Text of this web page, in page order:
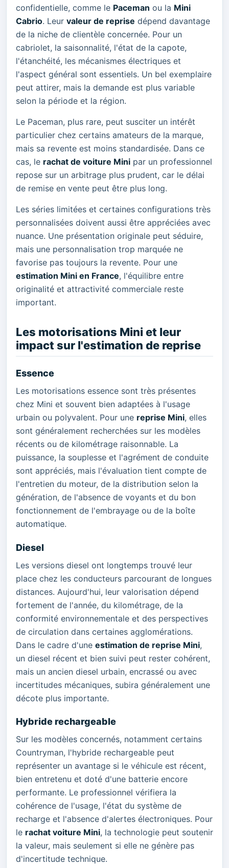
confidentielle, comme le Paceman ou la Mini
Cabrio. Leur valeur de reprise dépend davantage
de la niche de clientèle concernée. Pour un
cabriolet, la saisonnalité, l'état de la capote,
l'étanchéité, les mécanismes électriques et
l'aspect général sont essentiels. Un bel exemplaire
peut attirer, mais la demande est plus variable
selon la période et la région.
Le Paceman, plus rare, peut susciter un intérêt
particulier chez certains amateurs de la marque,
mais sa revente est moins standardisée. Dans ce
cas, le rachat de voiture Mini par un professionnel
repose sur un arbitrage plus prudent, car le délai
de remise en vente peut être plus long.
Les séries limitées et certaines configurations très
personnalisées doivent aussi être appréciées avec
nuance. Une présentation originale peut séduire,
mais une personnalisation trop marquée ne
favorise pas toujours la revente. Pour une
estimation Mini en France, l'équilibre entre
originalité et attractivité commerciale reste
important.
Les motorisations Mini et leur
impact sur l'estimation de reprise
Essence
Les motorisations essence sont très présentes
chez Mini et souvent bien adaptées à l'usage
urbain ou polyvalent. Pour une reprise Mini, elles
sont généralement recherchées sur les modèles
récents ou de kilométrage raisonnable. La
puissance, la souplesse et l'agrément de conduite
sont appréciés, mais l'évaluation tient compte de
l'entretien du moteur, de la distribution selon la
génération, de l'absence de voyants et du bon
fonctionnement de l'embrayage ou de la boîte
automatique.
Diesel
Les versions diesel ont longtemps trouvé leur
place chez les conducteurs parcourant de longues
distances. Aujourd'hui, leur valorisation dépend
fortement de l'année, du kilométrage, de la
conformité environnementale et des perspectives
de circulation dans certaines agglomérations.
Dans le cadre d'une estimation de reprise Mini,
un diesel récent et bien suivi peut rester cohérent,
mais un ancien diesel urbain, encrassé ou avec
incertitudes mécaniques, subira généralement une
décote plus importante.
Hybride rechargeable
Sur les modèles concernés, notamment certains
Countryman, l'hybride rechargeable peut
représenter un avantage si le véhicule est récent,
bien entretenu et doté d'une batterie encore
performante. Le professionnel vérifiera la
cohérence de l'usage, l'état du système de
recharge et l'absence d'alertes électroniques. Pour
le rachat voiture Mini, la technologie peut soutenir
la valeur, mais seulement si elle ne génère pas
d'incertitude technique.